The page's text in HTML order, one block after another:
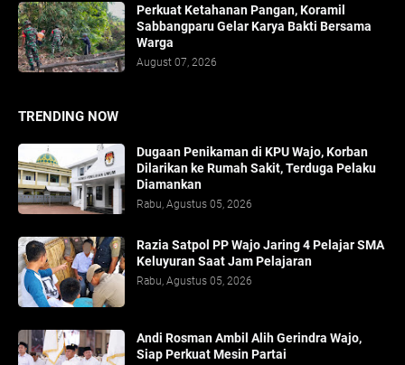
Perkuat Ketahanan Pangan, Koramil
Sabbangparu Gelar Karya Bakti Bersama
Warga
August 07, 2026
TRENDING NOW
Dugaan Penikaman di KPU Wajo, Korban
Dilarikan ke Rumah Sakit, Terduga Pelaku
Diamankan
Rabu, Agustus 05, 2026
Razia Satpol PP Wajo Jaring 4 Pelajar SMA
Keluyuran Saat Jam Pelajaran
Rabu, Agustus 05, 2026
Andi Rosman Ambil Alih Gerindra Wajo,
Siap Perkuat Mesin Partai